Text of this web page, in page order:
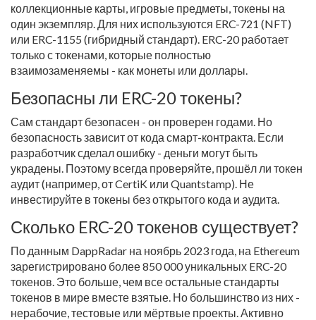
коллекционные карты, игровые предметы, токены на
один экземпляр. Для них используются ERC-721 (NFT)
или ERC-1155 (гибридный стандарт). ERC-20 работает
только с токенами, которые полностью
взаимозаменяемы - как монеты или доллары.
Безопасны ли ERC-20 токены?
Сам стандарт безопасен - он проверен годами. Но
безопасность зависит от кода смарт-контракта. Если
разработчик сделал ошибку - деньги могут быть
украдены. Поэтому всегда проверяйте, прошёл ли токен
аудит (например, от CertiK или Quantstamp). Не
инвестируйте в токены без открытого кода и аудита.
Сколько ERC-20 токенов существует?
По данным DappRadar на ноябрь 2023 года, на Ethereum
зарегистрировано более 850 000 уникальных ERC-20
токенов. Это больше, чем все остальные стандарты
токенов в мире вместе взятые. Но большинство из них -
нерабочие, тестовые или мёртвые проекты. Активно